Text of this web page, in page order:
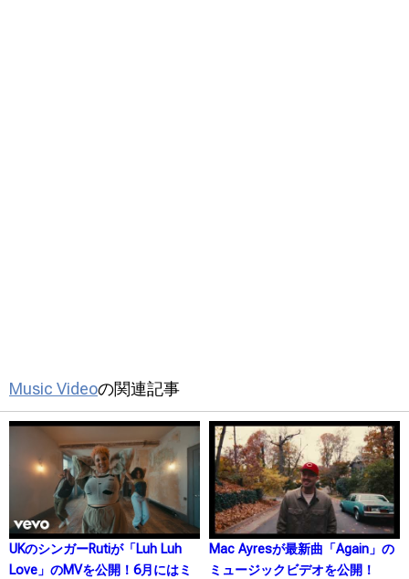
Music Videoの関連記事
UKのシンガーRutiが「Luh Luh
Love」のMVを公開！6月にはミ
Mac Ayresが最新曲「Again」の
ミュージックビデオを公開！